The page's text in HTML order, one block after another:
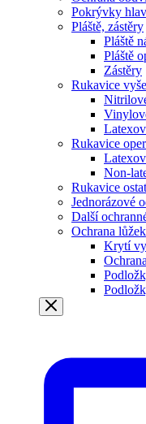
Pokrývky
Pláště, zástěry
Pláště
Pláště
Zástěry
Rukavice
Rukavice
Non-
Rukavice
Jednorázové
Další
Ochrana lůžek
Krytí